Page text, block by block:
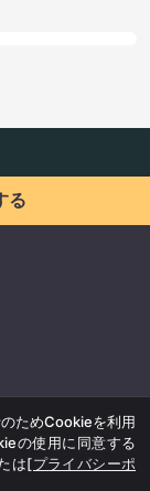
る
ためCookieを利用
の使用に同意する
は[プライバシーポ